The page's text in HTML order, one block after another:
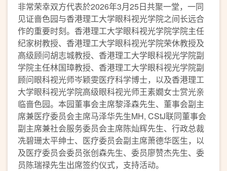
非常荣幸双方代表於2026年3月25日共聚一堂，一同
见证啬色园与香港理工大学眼科视光学院之间长远合
作的重要时刻。香港理工大学眼科视光学院学院主任
纪家树教授、香港理工大学眼科视光学院荣休教授及
高级顾问胡志城教授、香港理工大学眼科视光学院副
学院主任林国璋教授、香港理工大学眼科视光学院副
顾问眼科视光师岑颖雯医疗科学博士，以及香港理工
大学眼科视光学院高级眼科视光师王素嫺女士赏光亲
临啬色园。本园董事会主席黎泽森先生、董事会副主
席兼医疗委员会主席马泽华先生MH, CStJ联同董事会
副主席兼社会服务委员会主席陈灿辉先生、行政总裁
冼碧珊太平绅士、医疗委员会副主席萧德华医生，以
及医疗委员会委员张创森先生、委员廖赞杰先生、委
员陈瑞禄先生出席签约仪式，支持活动。